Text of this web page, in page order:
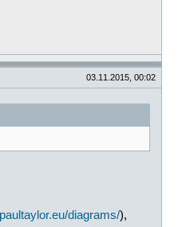
03.11.2015, 00:02
diagrams/),